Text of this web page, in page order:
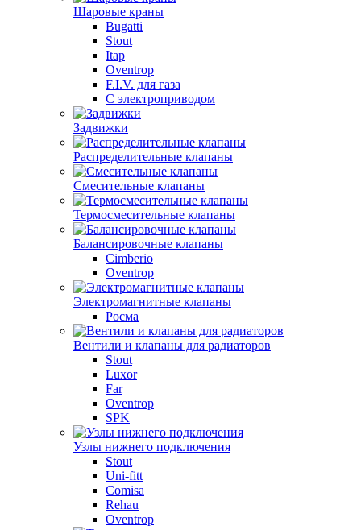
Шаровые краны
Bugatti
Stout
Itap
Oventrop
F.I.V. для газа
С электроприводом
Задвижки
Распределительные клапаны
Cмесительные клапаны
Термосмесительные клапаны
Балансировочные клапаны
Cimberio
Oventrop
Электромагнитные клапаны
Росма
Вентили и клапаны для радиаторов
Stout
Luxor
Far
Oventrop
SPK
Узлы нижнего подключения
Stout
Uni-fitt
Comisa
Rehau
Oventrop